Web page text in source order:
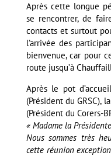
Après cette longue
se rencontrer, de
contacts et surtout
l’arrivée des
bienvenue, car pour
route jusqu’à
Après le pot
(Président du GRSC),
(Président du Corers-
« Madame la
Nous sommes très
cette réunion